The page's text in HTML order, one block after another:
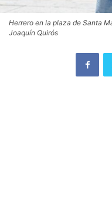
Herrero en la plaza de Santa
Joaquín Quirós